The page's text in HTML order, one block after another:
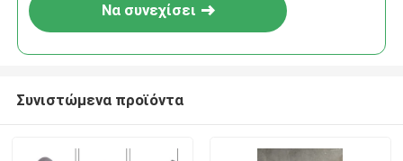
Να συνεχίσει
Συνιστώμενα προϊόντα